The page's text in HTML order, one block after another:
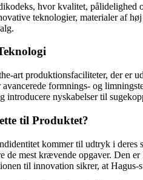
hvor kvalitet, pålidelighed
teknologier, materialer af
art produktionsfaciliteter, der er
formnings- og
introducere nyskabelser til
til Produktet?
kommer til udtryk i
de mest krævende opgaver. Den
til innovation sikrer, at Hagus-